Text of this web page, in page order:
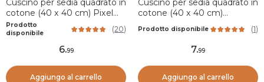
Cuscino per sedia quadrato in
cotone (40 x 40 cm) Pixel
Giallo senape
Prodotto
disponibile
(20)
6.99
Aggiungo al carrello
Cuscino per sedia quadrato in
cotone (40 x 40 cm)
Prodotto disponibile (1)
7.99
Aggiungo al carrello